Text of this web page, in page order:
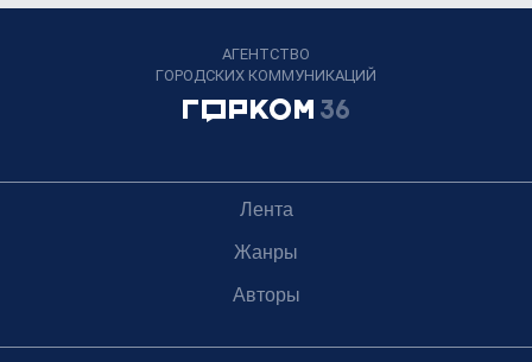
АГЕНТСТВО
ГОРОДСКИХ КОММУНИКАЦИЙ
Лента
Жанры
Авторы